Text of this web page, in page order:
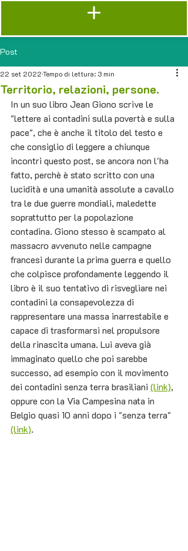
Post
Territorio, relazioni, persone.
22 set 2022Tempo di lettura: 3 min
In un suo libro Jean Giono scrive le
"lettere ai contadini sulla povertà e sulla
pace", che è anche il titolo del testo e
che consiglio di leggere a chiunque
incontri questo post, se ancora non l'ha
fatto, perchè è stato scritto con una
lucidità e una umanità assolute a cavallo
tra le due guerre mondiali, maledette
soprattutto per la popolazione
contadina. Giono stesso è scampato al
massacro avvenuto nelle campagne
francesi durante la prima guerra e quello
che colpisce profondamente leggendo il
libro è il suo tentativo di risvegliare nei
contadini la consapevolezza di
rappresentare una massa inarrestabile e
capace di trasformarsi nel propulsore
della rinascita umana. Lui aveva già
immaginato quello che poi sarebbe
successo, ad esempio con il movimento
dei contadini senza terra brasiliani (link),
oppure con la Via Campesina nata in
Belgio quasi 10 anni dopo i "senza terra"
(link).